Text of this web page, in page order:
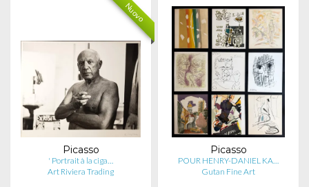
Nuovo
Picasso
' Portrait à la ciga…
Art Riviera Trading
Picasso
POUR HENRY-DANIEL KA…
Gutan Fine Art